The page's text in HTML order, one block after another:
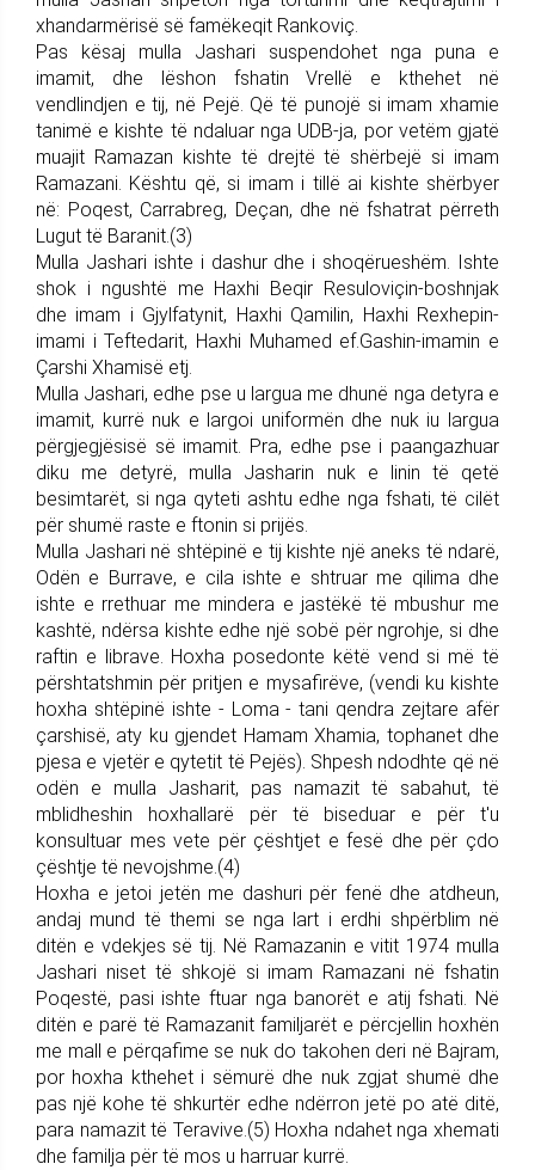
xhandarmërisë së famëkeqit Rankoviç.
Pas kësaj mulla Jashari suspendohet nga puna e
imamit, dhe lëshon fshatin Vrellë e kthehet në
vendlindjen e tij, në Pejë. Që të punojë si imam xhamie
tanimë e kishte të ndaluar nga UDB-ja, por vetëm gjatë
muajit Ramazan kishte të drejtë të shërbejë si imam
Ramazani. Kështu që, si imam i tillë ai kishte shërbyer
në: Poqest, Carrabreg, Deçan, dhe në fshatrat përreth
Lugut të Baranit.(3)
Mulla Jashari ishte i dashur dhe i shoqërueshëm. Ishte
shok i ngushtë me Haxhi Beqir Resuloviçin-boshnjak
dhe imam i Gjylfatynit, Haxhi Qamilin, Haxhi Rexhepin-
imami i Teftedarit, Haxhi Muhamed ef.Gashin-imamin e
Çarshi Xhamisë etj.
Mulla Jashari, edhe pse u largua me dhunë nga detyra e
imamit, kurrë nuk e largoi uniformën dhe nuk iu largua
përgjegjësisë së imamit. Pra, edhe pse i paangazhuar
diku me detyrë, mulla Jasharin nuk e linin të qetë
besimtarët, si nga qyteti ashtu edhe nga fshati, të cilët
për shumë raste e ftonin si prijës.
Mulla Jashari në shtëpinë e tij kishte një aneks të ndarë,
Odën e Burrave, e cila ishte e shtruar me qilima dhe
ishte e rrethuar me mindera e jastëkë të mbushur me
kashtë, ndërsa kishte edhe një sobë për ngrohje, si dhe
raftin e librave. Hoxha posedonte këtë vend si më të
përshtatshmin për pritjen e mysafirëve, (vendi ku kishte
hoxha shtëpinë ishte - Loma - tani qendra zejtare afër
çarshisë, aty ku gjendet Hamam Xhamia, tophanet dhe
pjesa e vjetër e qytetit të Pejës). Shpesh ndodhte që në
odën e mulla Jasharit, pas namazit të sabahut, të
mblidheshin hoxhallarë për të biseduar e për t'u
konsultuar mes vete për çështjet e fesë dhe për çdo
çështje të nevojshme.(4)
Hoxha e jetoi jetën me dashuri për fenë dhe atdheun,
andaj mund të themi se nga lart i erdhi shpërblim në
ditën e vdekjes së tij. Në Ramazanin e vitit 1974 mulla
Jashari niset të shkojë si imam Ramazani në fshatin
Poqestë, pasi ishte ftuar nga banorët e atij fshati. Në
ditën e parë të Ramazanit familjarët e përcjellin hoxhën
me mall e përqafime se nuk do takohen deri në Bajram,
por hoxha kthehet i sëmurë dhe nuk zgjat shumë dhe
pas një kohe të shkurtër edhe ndërron jetë po atë ditë,
para namazit të Teravive.(5) Hoxha ndahet nga xhemati
dhe familja për të mos u harruar kurrë.